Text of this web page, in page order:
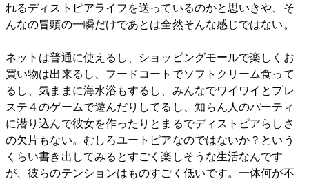
れるディストピアライフを送っているのかと思いきや、そ
んなの冒頭の一瞬だけであとは全然そんな感じではない。
ネットは普通に使えるし、ショッピングモールで楽しくお
買い物は出来るし、フードコートでソフトクリーム食って
るし、気ままに海水浴もするし、みんなでワイワイとプレ
ステ４のゲームで遊んだりしてるし、知らん人のパーティ
に潜り込んで彼女を作ったりとまるでディストピアらしさ
の欠片もない。むしろユートピアなのではないか？という
くらい書き出してみるとすごく楽しそうな生活なんです
が、彼らのテンションはものすごく低いです。一体何が不